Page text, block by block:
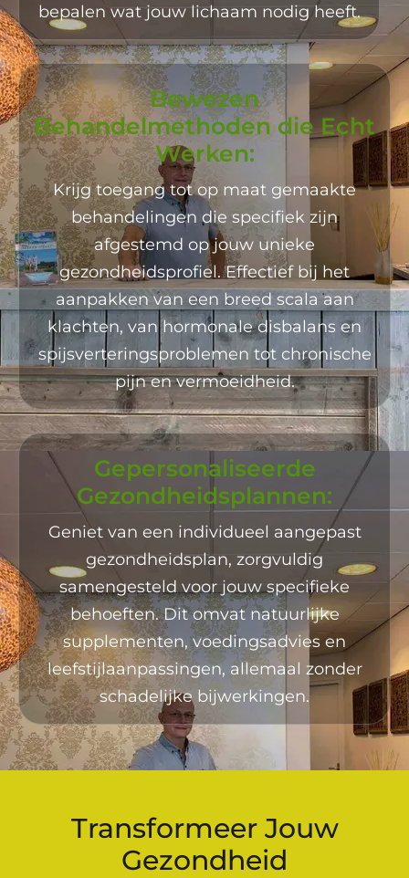
bepalen wat jouw lichaam nodig heeft.
Bewezen
Behandelmethoden die Echt
Werken:
Krijg toegang tot op maat gemaakte
behandelingen die specifiek zijn
afgestemd op jouw unieke
gezondheidsprofiel. Effectief bij het
aanpakken van een breed scala aan
klachten, van hormonale disbalans en
spijsverteringsproblemen tot chronische
pijn en vermoeidheid.
Gepersonaliseerde
Gezondheidsplannen:
Geniet van een individueel aangepast
gezondheidsplan, zorgvuldig
samengesteld voor jouw specifieke
behoeften. Dit omvat natuurlijke
supplementen, voedingsadvies en
leefstijlaanpassingen, allemaal zonder
schadelijke bijwerkingen.
Transformeer Jouw
Gezondheid